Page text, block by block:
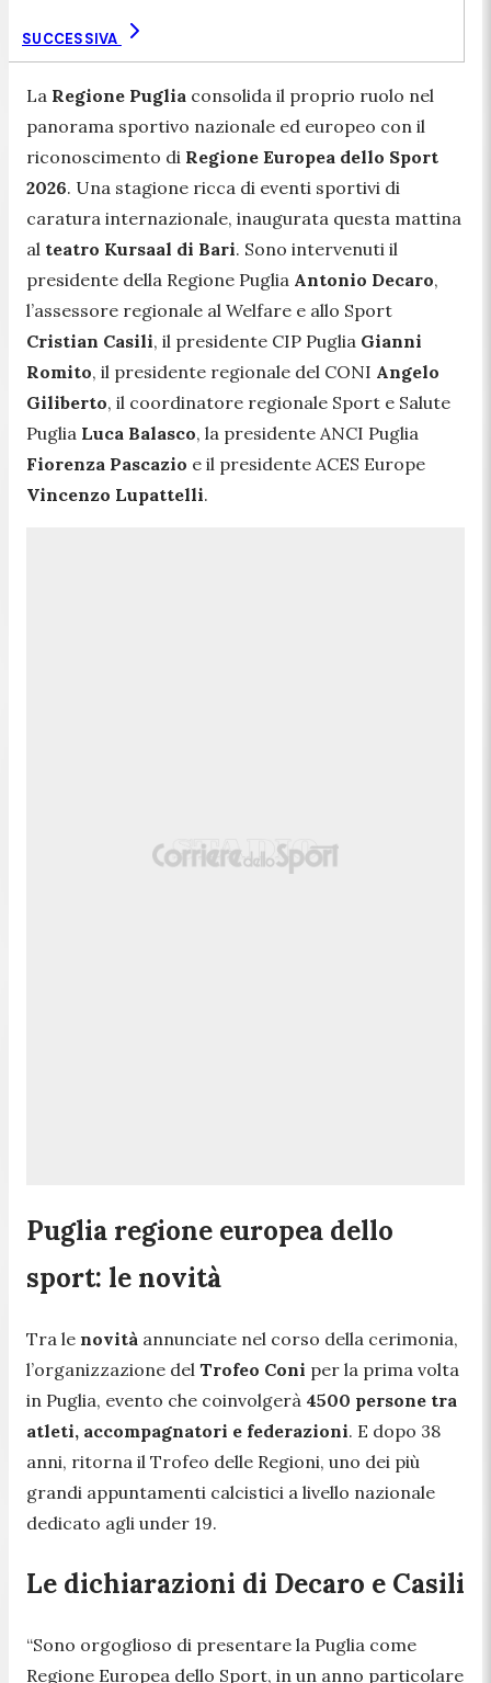
SUCCESSIVA
La Regione Puglia consolida il proprio ruolo nel
panorama sportivo nazionale ed europeo con il
riconoscimento di Regione Europea dello Sport
2026. Una stagione ricca di eventi sportivi di
caratura internazionale, inaugurata questa mattina
al teatro Kursaal di Bari. Sono intervenuti il
presidente della Regione Puglia Antonio Decaro,
l’assessore regionale al Welfare e allo Sport
Cristian Casili, il presidente CIP Puglia Gianni
Romito, il presidente regionale del CONI Angelo
Giliberto, il coordinatore regionale Sport e Salute
Puglia Luca Balasco, la presidente ANCI Puglia
Fiorenza Pascazio e il presidente ACES Europe
Vincenzo Lupattelli.
Puglia regione europea dello
sport: le novità
Tra le novità annunciate nel corso della cerimonia,
l’organizzazione del Trofeo Coni per la prima volta
in Puglia, evento che coinvolgerà 4500 persone tra
atleti, accompagnatori e federazioni. E dopo 38
anni, ritorna il Trofeo delle Regioni, uno dei più
grandi appuntamenti calcistici a livello nazionale
dedicato agli under 19.
Le dichiarazioni di Decaro e Casili
“Sono orgoglioso di presentare la Puglia come
Regione Europea dello Sport, in un anno particolare